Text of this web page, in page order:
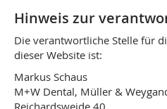
Hinweis zur
Die verantwortliche Stelle für
dieser Website ist:
Markus Schaus
M+W Dental, Müller &
Reichardsweide 40